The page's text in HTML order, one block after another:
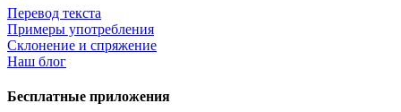
Перевод текста
Примеры употребления
Склонение и спряжение
Наш блог
Бесплатные приложения